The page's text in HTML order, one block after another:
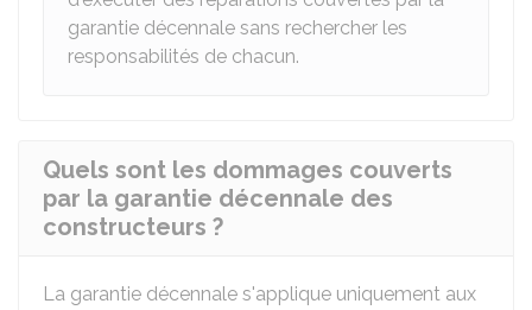
garantie décennale sans rechercher les
responsabilités de chacun.
Quels sont les dommages couverts
par la garantie décennale des
constructeurs ?
La garantie décennale s'applique uniquement aux